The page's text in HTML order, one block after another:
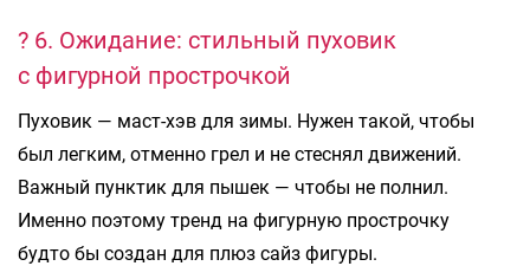
? 6. Ожидание: стильный пуховик
с фигурной прострочкой
Пуховик — маст-хэв для зимы. Нужен такой, чтобы
был легким, отменно грел и не стеснял движений.
Важный пунктик для пышек — чтобы не полнил.
Именно поэтому тренд на фигурную прострочку
будто бы создан для плюз сайз фигуры.